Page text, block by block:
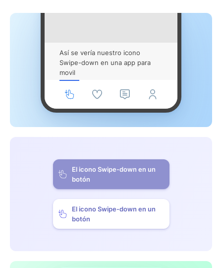
Así se vería nuestro icono
Swipe-down en una app para
movil
El icono Swipe-down en un
botón
El icono Swipe-down en un
botón